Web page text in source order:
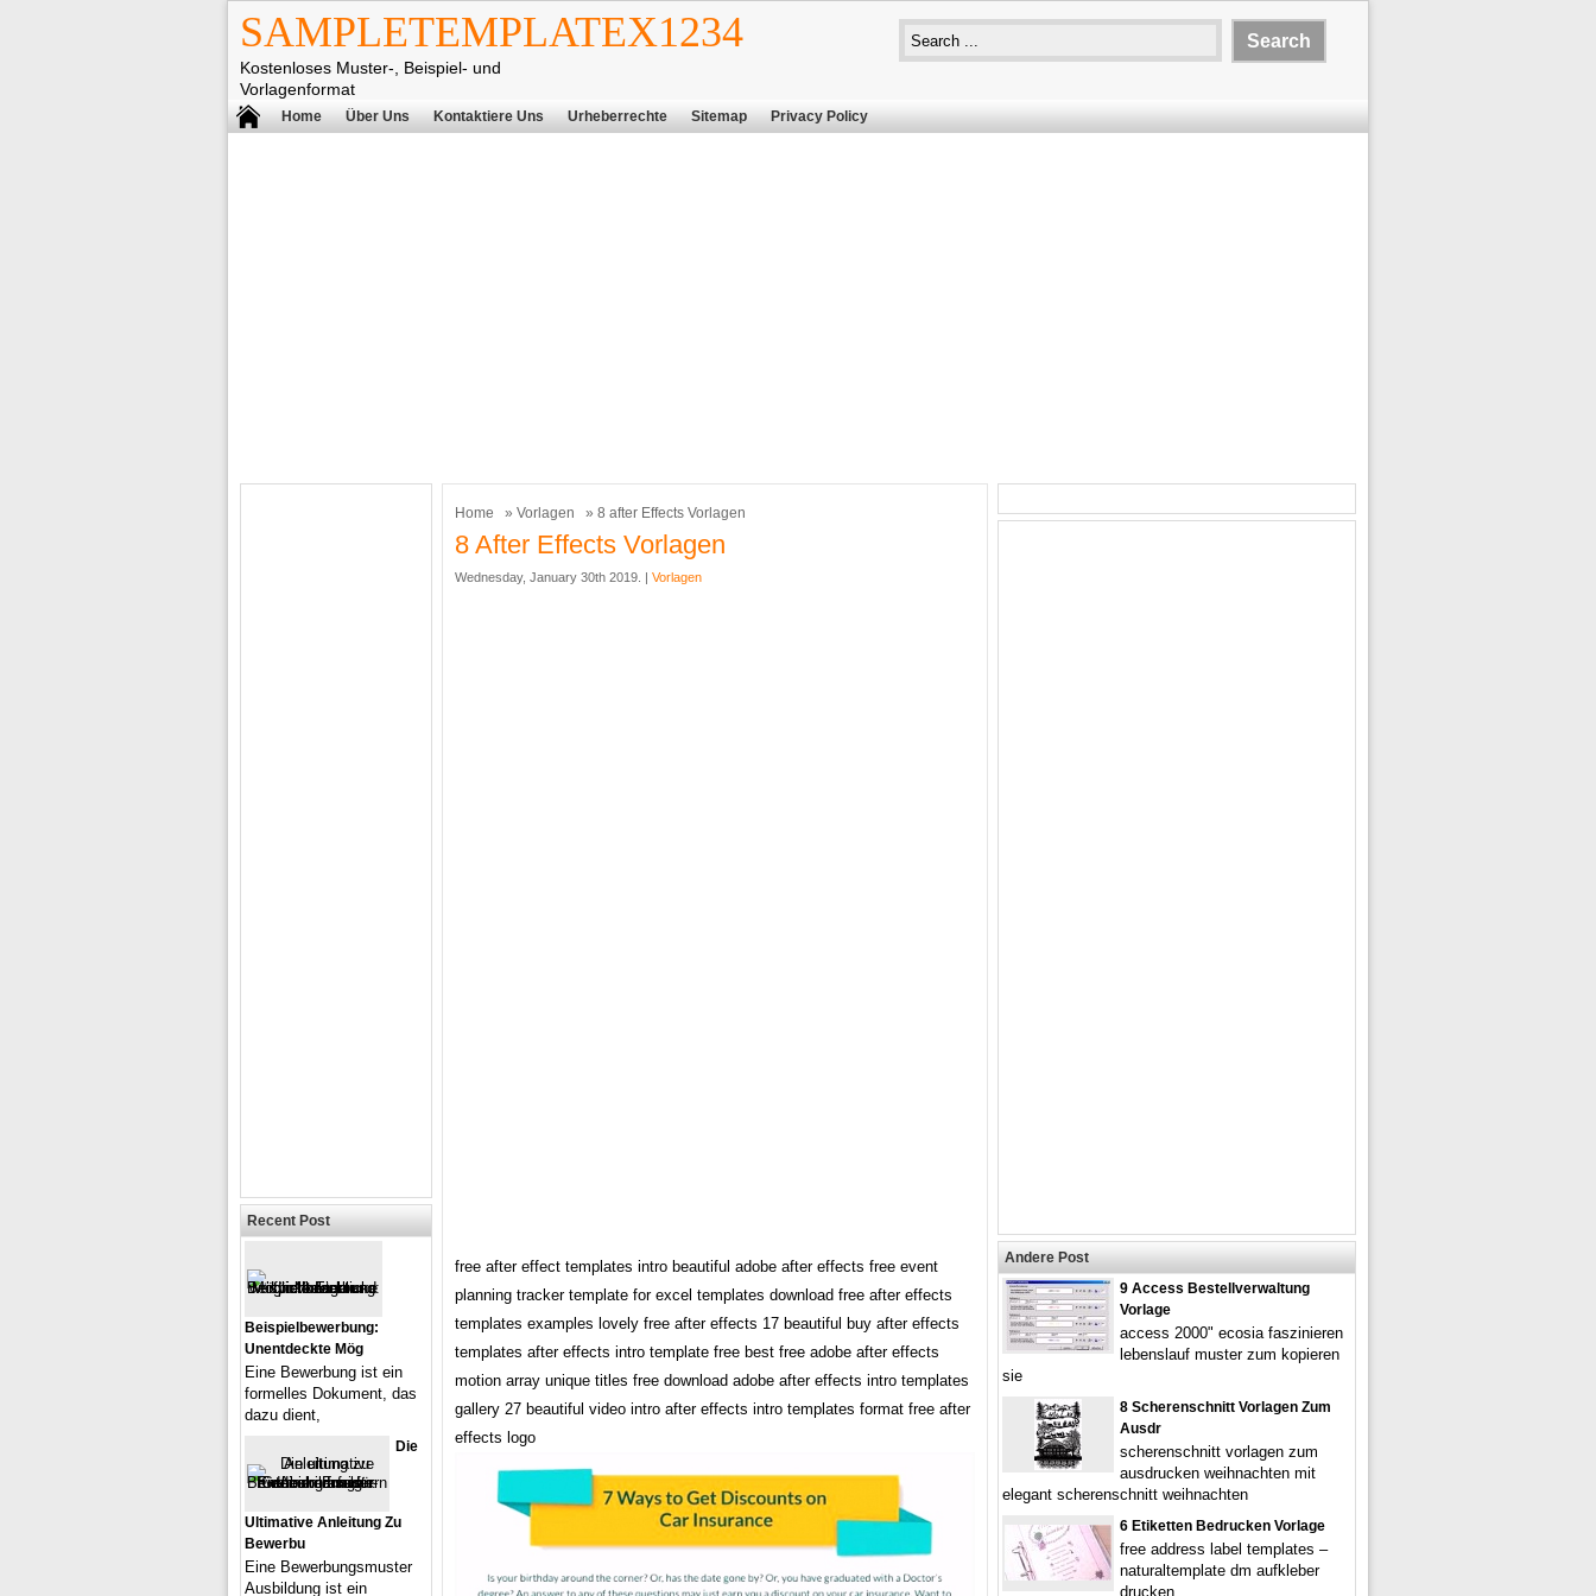
SAMPLETEMPLATEX1234
Kostenloses Muster-, Beispiel- und
Vorlagenformat
Home Über Uns Kontaktiere Uns Urheberrechte Sitemap Privacy Policy
Home » Vorlagen » 8 after Effects Vorlagen
8 After Effects Vorlagen
Wednesday, January 30th 2019. | Vorlagen
free after effect templates intro beautiful adobe after effects free event
planning tracker template for excel templates download free after effects
templates examples lovely free after effects 17 beautiful buy after effects
templates after effects intro template free best free adobe after effects
motion array unique titles free download adobe after effects intro templates
gallery 27 beautiful video intro after effects intro templates format free after
effects logo
Recent Post
Beispielbewerbung:
Unentdeckte Mög
Eine Bewerbung ist ein
formelles Dokument, das
dazu dient,
Die
Ultimative Anleitung Zu
Bewerbu
Eine Bewerbungsmuster
Ausbildung ist ein
Andere Post
9 Access Bestellverwaltung
Vorlage
access 2000" ecosia faszinieren
lebenslauf muster zum kopieren
sie
8 Scherenschnitt Vorlagen Zum
Ausdr
scherenschnitt vorlagen zum
ausdrucken weihnachten mit
elegant scherenschnitt weihnachten
6 Etiketten Bedrucken Vorlage
free address label templates –
naturaltemplate dm aufkleber
drucken